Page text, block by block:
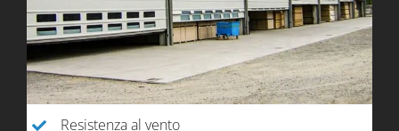
Resistenza al vento